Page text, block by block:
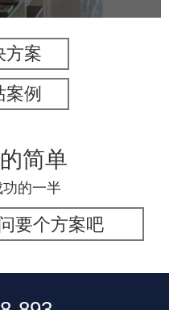
方案
例
简单
的一半
要个方案吧